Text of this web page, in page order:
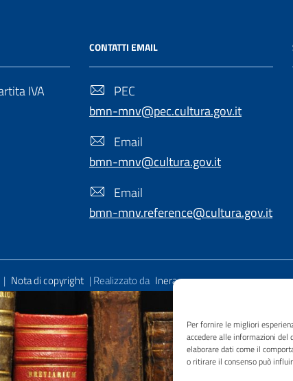
Per fornire le migliori
accedere alle informazioni
elaborare dati come il
o ritirare il consenso può
IVA
CONTATTI EMAIL
PEC
bmn-mnv@pec.cultura.gov.it
Email
bmn-mnv@cultura.gov.it
Email
bmn-mnv.reference@cultura.gov.it
| Nota di copyright | Realizzato da Inera